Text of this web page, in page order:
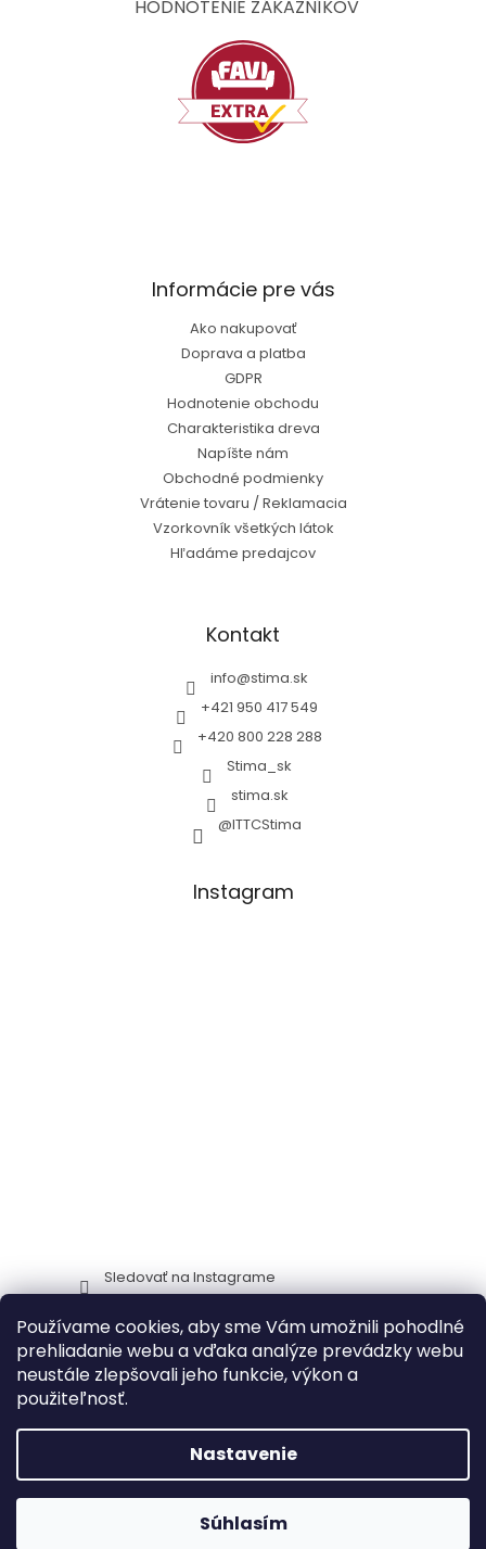
Používame cookies, aby sme Vám umožnili pohodlné
prehliadanie webu a vďaka analýze prevádzky webu
neustále zlepšovali jeho funkcie, výkon a
použiteľnosť.
Nastavenie
Súhlasím
až do 30 %!NAKUPOVAŤ
HODNOTENIE ZÁKAZNÍKOV
Informácie pre vás
Ako nakupovať
Doprava a platba
GDPR
Hodnotenie obchodu
Charakteristika dreva
Napíšte nám
Obchodné podmienky
Vrátenie tovaru / Reklamacia
Vzorkovník všetkých látok
Hľadáme predajcov
Kontakt
info@stima.sk
+421 950 417 549
+420 800 228 288
Stima_sk
stima.sk
@ITTCStima
Instagram
Sledovať na Instagrame
Stima CZ Zidlestoly_cz
Vytvoril Shoptet
Upraviť nastavenie cookies